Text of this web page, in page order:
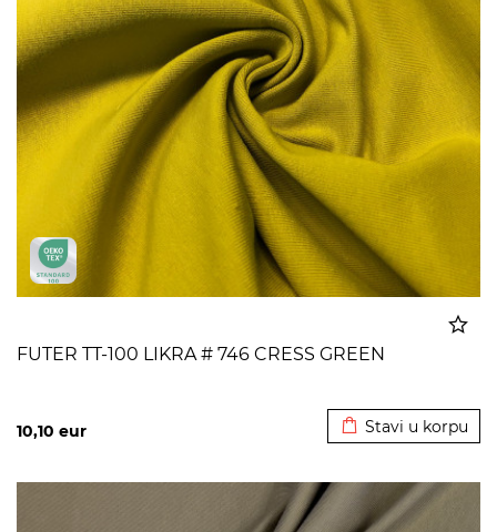
FUTER TT-100 LIKRA # 746 CRESS GREEN
10,10 eur Stavi u korpu